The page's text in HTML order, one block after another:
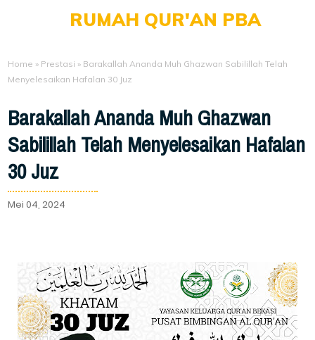
RUMAH QUR'AN PBA
Home » Prestasi » Barakallah Ananda Muh Ghazwan Sabilillah Telah
Menyelesaikan Hafalan 30 Juz
Barakallah Ananda Muh Ghazwan
Sabilillah Telah Menyelesaikan Hafalan
30 Juz
Mei 04, 2024